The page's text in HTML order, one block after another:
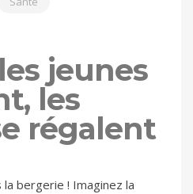
jeunes
les
régalent
bergerie ! Imaginez la